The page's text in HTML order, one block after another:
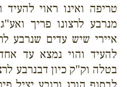
טריפה ואינו ראוי
מנרבע לרצונו פריך
איירי שיש עדים שנרבע
להעיד והוי נמצא עד
בטלה וק"ק כיון דבנרבע
לבסוף הורג ורובע יציל